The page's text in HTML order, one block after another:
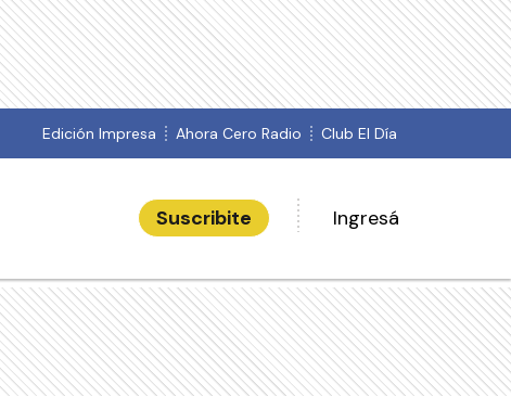
Edición Impresa Ahora Cero Radio Club El Día
Suscribite Ingresá